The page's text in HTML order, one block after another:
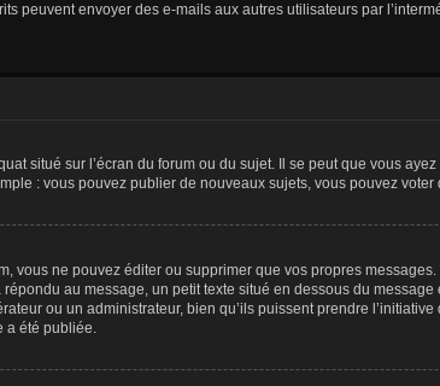
peuvent envoyer des e-mails aux autres utilisateurs par
situé sur l’écran du forum ou du sujet. Il se peut que vous
: vous pouvez publier de nouveaux sujets, vous pouvez
vous ne pouvez éditer ou supprimer que vos propres
au message, un petit texte situé en dessous du
ou un administrateur, bien qu’ils puissent prendre
a été publiée.